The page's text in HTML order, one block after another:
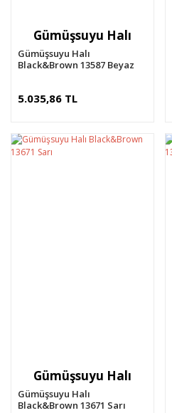
Gümüşsuyu Halı
Gümüşsuyu Halı
Black&Brown 13587 Beyaz
5.035,86 TL
Gümüşsuyu Halı
Gümüşsuyu Halı
Black&Brown 13671 Sarı